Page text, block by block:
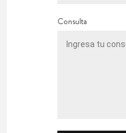
Consulta